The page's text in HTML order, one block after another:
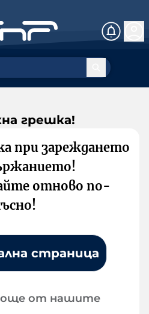
грешка!
при зареждането
отново по-
страница
още от нашите